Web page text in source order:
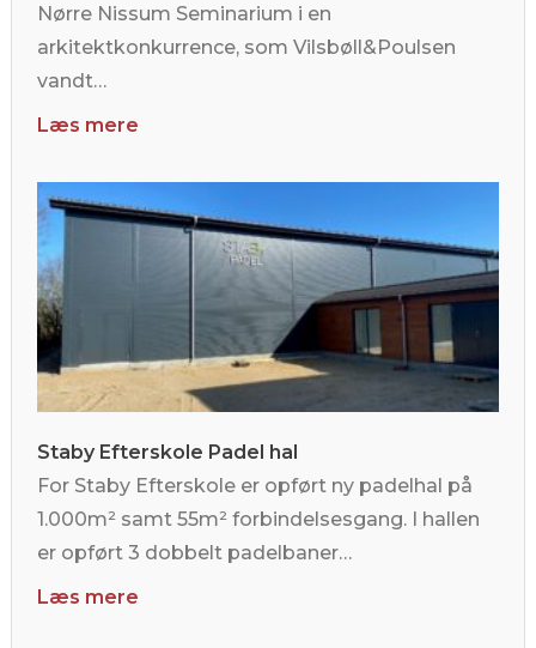
Nørre Nissum Seminarium i en
arkitektkonkurrence, som Vilsbøll&Poulsen
vandt…
Læs mere
Staby Efterskole Padel hal
For Staby Efterskole er opført ny padelhal på
1.000m² samt 55m² forbindelsesgang. I hallen
er opført 3 dobbelt padelbaner…
Læs mere